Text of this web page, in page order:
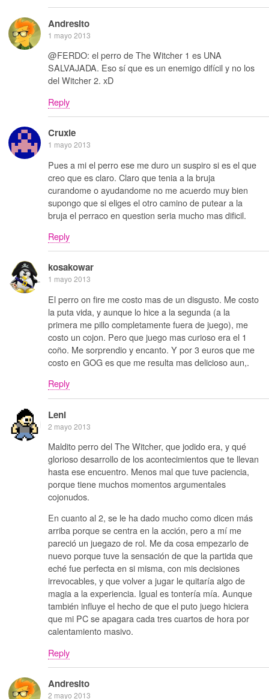
Andresito
1 mayo 2013
@FERDO: el perro de The Witcher 1 es UNA
SALVAJADA. Eso sí que es un enemigo difícil y no los
del Witcher 2. xD
Reply
Cruxie
1 mayo 2013
Pues a mi el perro ese me duro un suspiro si es el que
creo que es claro. Claro que tenia a la bruja
curandome o ayudandome no me acuerdo muy bien
supongo que si eliges el otro camino de putear a la
bruja el perraco en question seria mucho mas dificil.
Reply
kosakowar
1 mayo 2013
El perro on fire me costo mas de un disgusto. Me costo
la puta vida, y aunque lo hice a la segunda (a la
primera me pillo completamente fuera de juego), me
costo un cojon. Pero que juego mas curioso era el 1
coño. Me sorprendio y encanto. Y por 3 euros que me
costo en GOG es que me resulta mas delicioso aun,.
Reply
Leni
2 mayo 2013
Maldito perro del The Witcher, que jodido era, y qué
glorioso desarrollo de los acontecimientos que te llevan
hasta ese encuentro. Menos mal que tuve paciencia,
porque tiene muchos momentos argumentales
cojonudos.
En cuanto al 2, se le ha dado mucho como dicen más
arriba porque se centra en la acción, pero a mí me
pareció un juegazo de rol. Me da cosa empezarlo de
nuevo porque tuve la sensación de que la partida que
eché fue perfecta en si misma, con mis decisiones
irrevocables, y que volver a jugar le quitaría algo de
magia a la experiencia. Igual es tontería mía. Aunque
también influye el hecho de que el puto juego hiciera
que mi PC se apagara cada tres cuartos de hora por
calentamiento masivo.
Reply
Andresito
2 mayo 2013